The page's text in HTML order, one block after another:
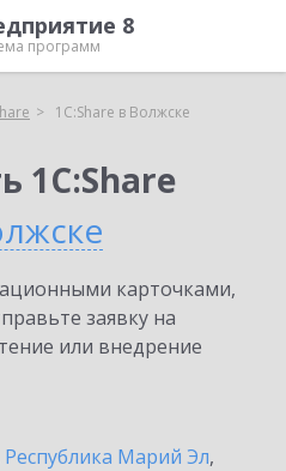
8
программ
1С:Share в Волжске
1С:Share
карточками,
заявку на
или внедрение
Республика Марий Эл,